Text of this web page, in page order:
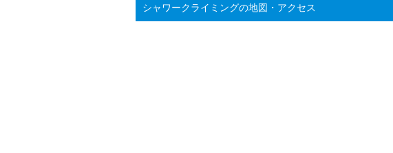
シャワークライミングの地図・アクセス